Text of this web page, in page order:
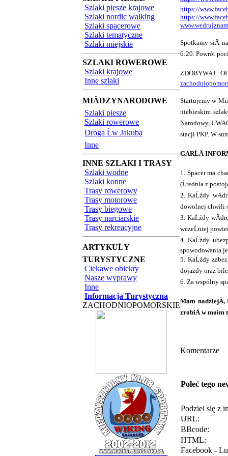
Szlaki piesze krajowe
Szlaki nordic walking
Szlaki spacerowe
Szlaki tematyczne
Szlaki miejskie
SZLAKI ROWEROWE
Szlaki krajowe
Inne szlaki
MIÄDZYNARODOWE
Szlaki piesze
Szlaki rowerowe
Droga Ĺw Jakuba
Inne
INNE SZLAKI I TRASY
Szlaki wodne
Szlaki konne
Trasy rowerowy
Trasy motorowe
Trasy biegowe
Trasy narciarskie
Trasy rekreacyjne
ARTYKUĹY
TURYSTYCZNE
Ciekawe obiekty
Nasze wyprawy
Inne
Informacja Turystyczna
ZACHODNIOPOMORSKIE
https://
https://
Spotkamy siÄ
6:20. Powrót
ZDOBYWAJ
Startujemy w
niebieskim
Narodowy,
stacji PKP. W
GARĹÄ
1. Spacer ma
(Ĺrednia z
2. KaĹźdy
dowolnej chwili
3. KaĹźdy
wczeĹniej
4. KaĹźdy
spowodowania
5. KaĹźdy
dojazdy oraz
6. Za wspólny
Mam
zrobiÄ w moim
Komentarze
Poleć tego
Podziel się z
URL:
BBcode:
HTML:
Facebook -